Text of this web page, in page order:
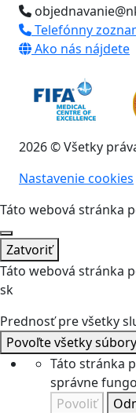
Telefónny
Ako nás nájdete
2026 © Všetky
Nastavenie cookies
Táto webová stránka
Zatvoriť
Táto webová stránka
sk
Prednosť pre všetky
Povoľte všetky
Táto stránka
správne
Povoliť